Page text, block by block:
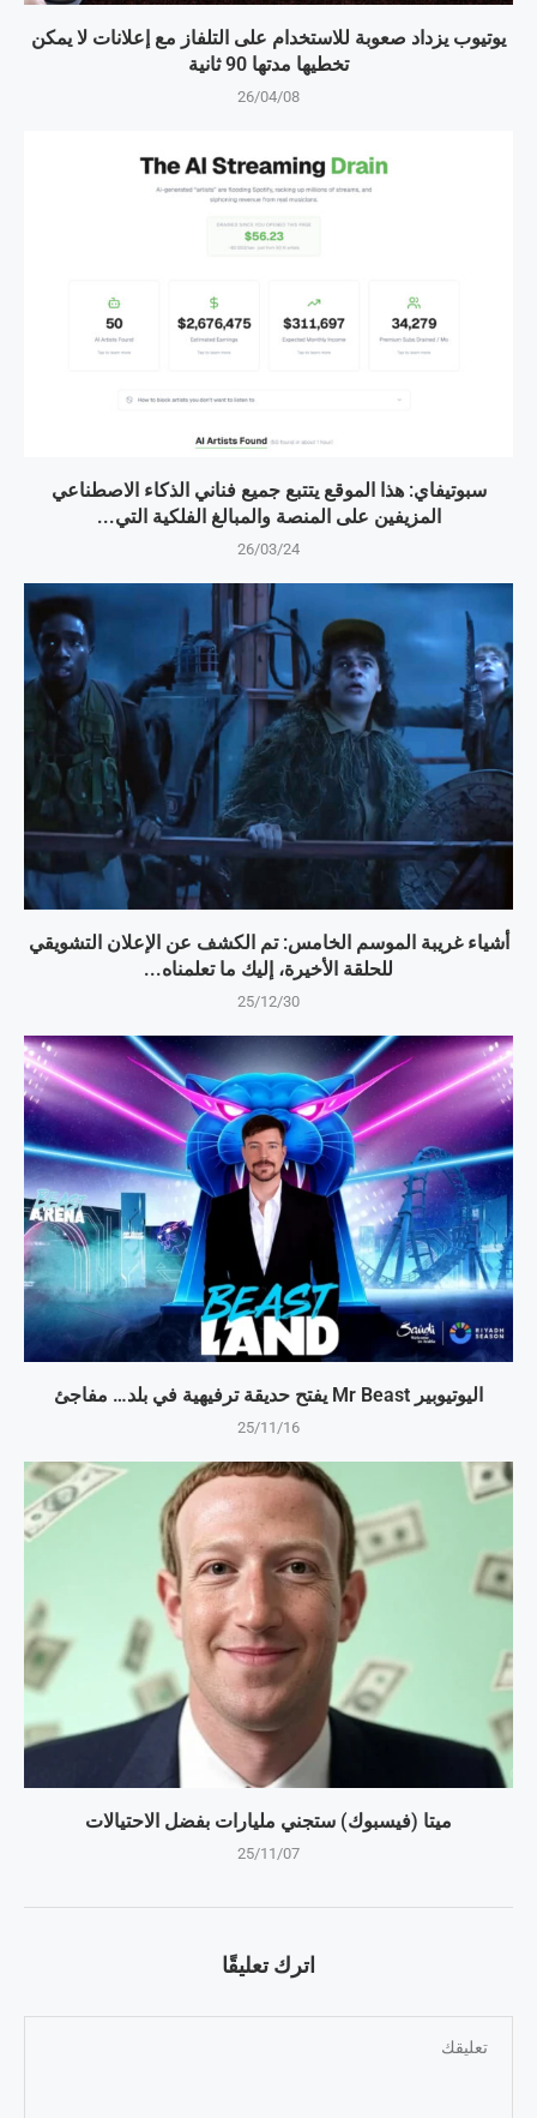
يوتيوب يزداد صعوبة للاستخدام على التلفاز مع إعلانات لا يمكن
تخطيها مدتها 90 ثانية
26/04/08
سبوتيفاي: هذا الموقع يتتبع جميع فناني الذكاء الاصطناعي
المزيفين على المنصة والمبالغ الفلكية التي...
26/03/24
أشياء غريبة الموسم الخامس: تم الكشف عن الإعلان التشويقي
للحلقة الأخيرة، إليك ما تعلمناه...
25/12/30
اليوتيوبير Mr Beast يفتح حديقة ترفيهية في بلد… مفاجئ
25/11/16
ميتا (فيسبوك) ستجني مليارات بفضل الاحتيالات
25/11/07
اترك تعليقًا